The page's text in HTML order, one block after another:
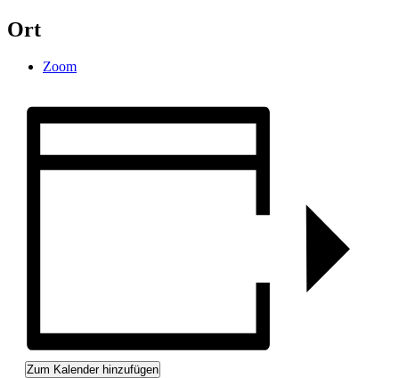
Ort
Zoom
Zum Kalender hinzufügen